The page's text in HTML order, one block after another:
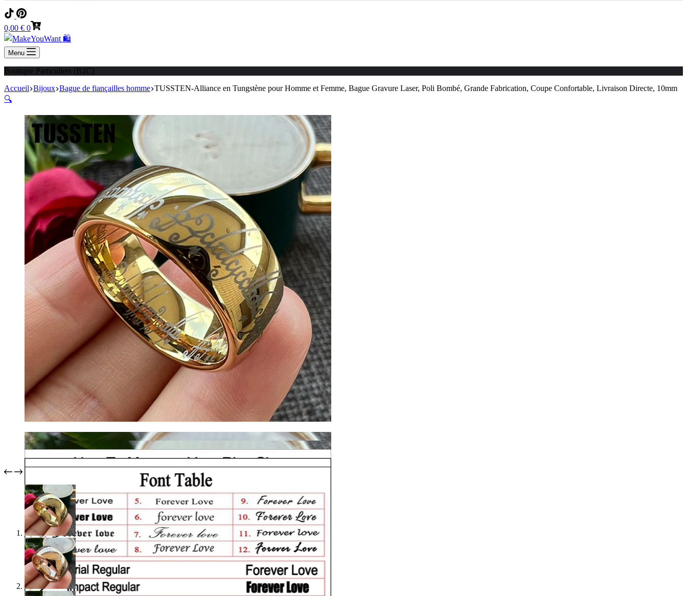
Panier
d’achat
0,00 € 0
Menu
Boutique Particuliers (B2C)
Accueil Bijoux Bague de fiançailles homme TUSSTEN-Alliance en Tungstène pour Homme et Femme, Bague Gravure Laser, Poli Bombé, Grande Fabrication, Coupe Confortable, Livraison Directe, 10mm
🔍